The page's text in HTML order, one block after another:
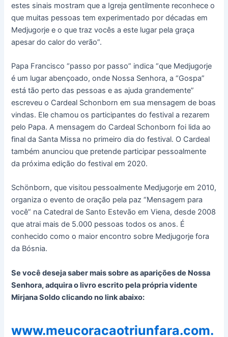
estes sinais mostram que a Igreja gentilmente reconhece o
que muitas pessoas tem experimentado por décadas em
Medjugorje e o que traz vocês a este lugar pela graça
apesar do calor do verão”.
Papa Francisco “passo por passo” indica “que Medjugorje
é um lugar abençoado, onde Nossa Senhora, a “Gospa”
está tão perto das pessoas e as ajuda grandemente”
escreveu o Cardeal Schonborn em sua mensagem de boas
vindas. Ele chamou os participantes do festival a rezarem
pelo Papa. A mensagem do Cardeal Schonborn foi lida ao
final da Santa Missa no primeiro dia do festival. O Cardeal
também anunciou que pretende participar pessoalmente
da próxima edição do festival em 2020.
Schönborn, que visitou pessoalmente Medjugorje em 2010,
organiza o evento de oração pela paz “Mensagem para
você” na Catedral de Santo Estevão em Viena, desde 2008
que atrai mais de 5.000 pessoas todos os anos. É
conhecido como o maior encontro sobre Medjugorje fora
da Bósnia.
Se você deseja saber mais sobre as aparições de Nossa
Senhora, adquira o livro escrito pela própria vidente
Mirjana Soldo clicando no link abaixo:
www.meucoracaotriunfara.com.